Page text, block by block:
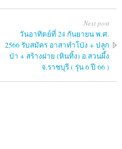
Next post
วันอาทิตย์ที่ 24 กันยายน พ.ศ.
2566 รับสมัคร อาสาทำโป่ง + ปลูก
ป่า + สร้างฝาย (หินทิ้ง) อ.สวนผึ้ง
จ.ราชบุรี ( รุ่น 6 ปี 66 )